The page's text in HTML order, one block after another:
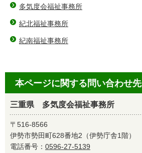
多気度会福祉事務所
紀北福祉事務所
紀南福祉事務所
本ページに関する問い合わせ先
三重県 多気度会福祉事務所
〒516-8566
伊勢市勢田町628番地2（伊勢庁舎1階）
電話番号： 0596-27-5139